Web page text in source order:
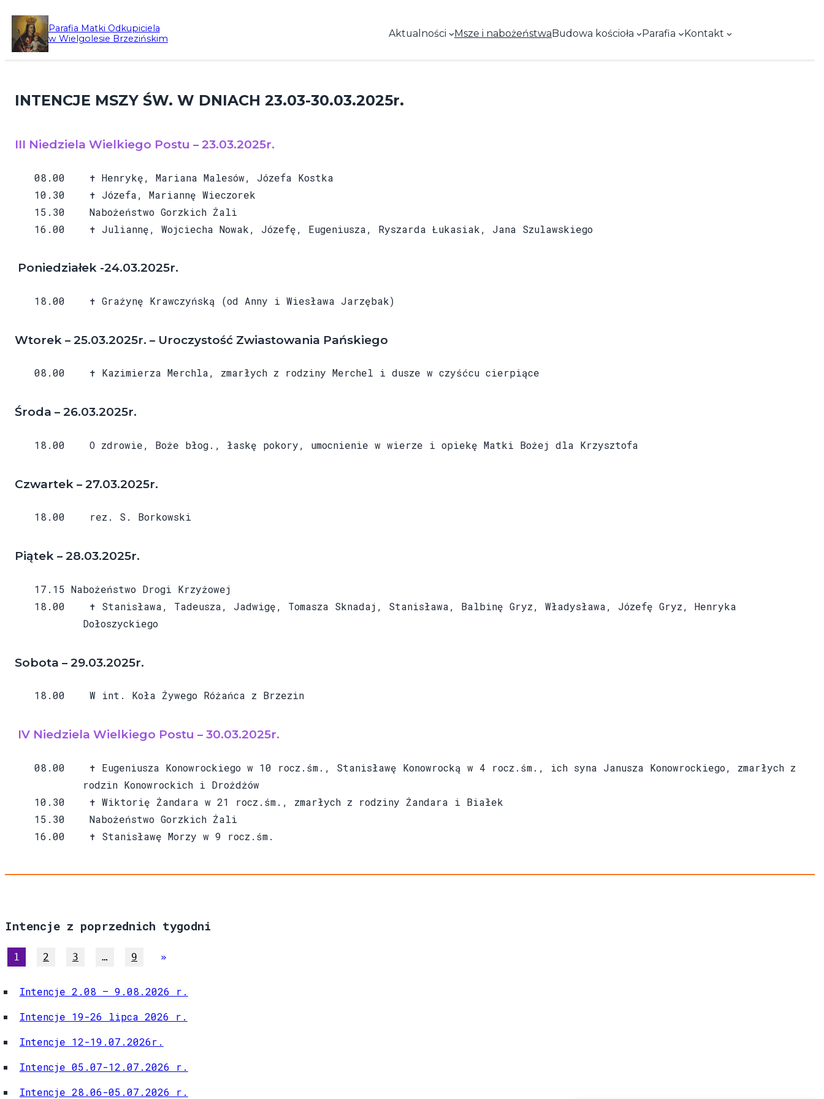
Przejdź
do
treści
Parafia Matki Odkupiciela
w Wielgolesie Brzezińskim
Aktualności Msze i nabożeństwa Budowa kościoła Parafia Kontakt
INTENCJE MSZY ŚW. W DNIACH 23.03-30.03.2025r.
III Niedziela Wielkiego Postu – 23.03.2025r.
08.00 ✝ Henrykę, Mariana Malesów, Józefa Kostka
10.30 ✝ Józefa, Mariannę Wieczorek
15.30 Nabożeństwo Gorzkich Żali
16.00 ✝ Juliannę, Wojciecha Nowak, Józefę, Eugeniusza, Ryszarda Łukasiak, Jana Szulawskiego
Poniedziałek -24.03.2025r.
18.00 ✝ Grażynę Krawczyńską (od Anny i Wiesława Jarzębak)
Wtorek – 25.03.2025r. – Uroczystość Zwiastowania Pańskiego
08.00 ✝ Kazimierza Merchla, zmarłych z rodziny Merchel i dusze w czyśćcu cierpiące
Środa – 26.03.2025r.
18.00 O zdrowie, Boże błog., łaskę pokory, umocnienie w wierze i opiekę Matki Bożej dla Krzysztofa
Czwartek – 27.03.2025r.
18.00 rez. S. Borkowski
Piątek – 28.03.2025r.
17.15 Nabożeństwo Drogi Krzyżowej
18.00 ✝ Stanisława, Tadeusza, Jadwigę, Tomasza Sknadaj, Stanisława, Balbinę Gryz, Władysława, Józefę Gryz, Henryka
Dołoszyckiego
Sobota – 29.03.2025r.
18.00 W int. Koła Żywego Różańca z Brzezin
IV Niedziela Wielkiego Postu – 30.03.2025r.
08.00 ✝ Eugeniusza Konowrockiego w 10 rocz.śm., Stanisławę Konowrocką w 4 rocz.śm., ich syna Janusza Konowrockiego, zmarłych z
rodzin Konowrockich i Drożdżów
10.30 ✝ Wiktorię Żandara w 21 rocz.śm., zmarłych z rodziny Żandara i Białek
15.30 Nabożeństwo Gorzkich Żali
16.00 ✝ Stanisławę Morzy w 9 rocz.śm.
Intencje z poprzednich tygodni
1 2 3 … 9 »
Intencje 2.08 – 9.08.2026 r.
Intencje 19-26 lipca 2026 r.
Intencje 12-19.07.2026r.
Intencje 05.07-12.07.2026 r.
Intencje 28.06-05.07.2026 r.